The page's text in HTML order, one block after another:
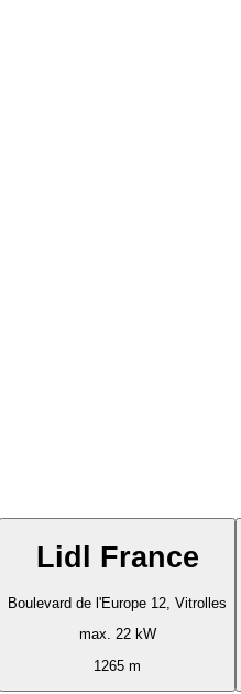
Lidl France
Boulevard de l'Europe 12, Vitrolles
max. 22 kW
1265 m